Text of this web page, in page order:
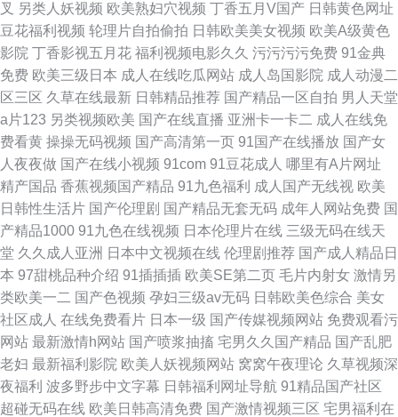
叉 另类人妖视频 欧美熟妇穴视频 丁香五月V国产 日韩黄色网址
豆花福利视频 轮理片自拍偷拍 日韩欧美美女视频 欧美A级黄色
影院 丁香影视五月花 福利视频电影久久 污污污污免费 91金典
免费 欧美三级日本 成人在线吃瓜网站 成人岛国影院 成人动漫二
区三区 久草在线最新 日韩精品推荐 国产精品一区自拍 男人天堂
a片123 另类视频欧美 国产在线直播 亚洲卡一卡二 成人在线免
费看黄 操操无码视频 国产高清第一页 91国产在线播放 国产女
人夜夜做 国产在线小视频 91com 91豆花成人 哪里有A片网址
精产国品 香蕉视频国产精品 91九色福利 成人国产无线视 欧美
日韩性生活片 国产伦理剧 国产精品无套无码 成年人网站免费 国
产精品1000 91九色在线视频 日本伦理片在线 三级无码在线天
堂 久久成人亚洲 日本中文视频在线 伦理剧推荐 国产成人精品日
本 97甜桃品种介绍 91插插插 欧美SE第二页 毛片内射女 激情另
类欧美一二 国产色视频 孕妇三级av无码 日韩欧美色综合 美女
社区成人 在线免费看片 日本一级 国产传媒视频网站 免费观看污
网站 最新激情h网站 国产喷浆抽搐 宅男久久国产精品 国产乱肥
老妇 最新福利影院 欧美人妖视频网站 窝窝午夜理论 久草视频深
夜福利 波多野步中文字幕 日韩福利网址导航 91精品国产社区
超碰无码在线 欧美日韩高清免费 国产激情视频三区 宅男福利在